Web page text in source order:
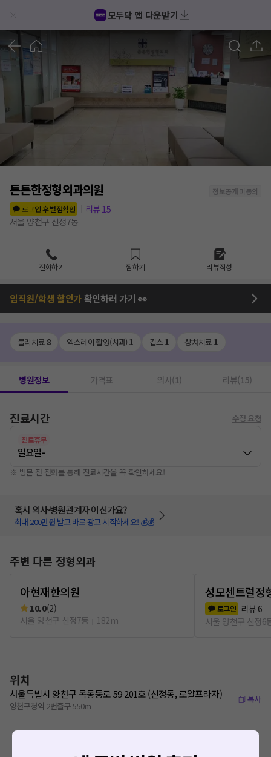
모두닥 앱 다운받기
튼튼한정형외과의원
정보공개 미동의
로그인 후 별점확인
리뷰 15
서울 양천구 신정7동
전화하기 찜하기 리뷰작성
임직원/학생 할인가확인하러 가기 👀
물리치료 8 엑스레이 촬영(치과) 1 깁스 1 상처치료 1
병원정보 가격표 의사(1) 리뷰(15)
진료시간 수정 요청
진료휴무
일요일-
※ 방문 전 전화를 통해 진료시간을 꼭 확인하세요!
혹시 의사·병원관계자 이신가요?
최대 200만원 받고 바로 광고 시작하세요! 💰💰
주변 다른 정형외과
아현재한의원
10.0(2)
서울 양천구 신정7동
182m
성모센트럴정
로그인 리뷰 6
서울 양천구 신정6
위치
서울특별시 양천구 목동동로 59 201호 (신정동, 로얄프라자)
양천구청역 2번출구 550m
복사